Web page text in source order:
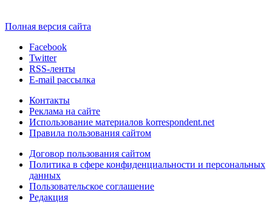
Полная версия сайта
Facebook
Twitter
RSS-ленты
E-mail рассылка
Контакты
Реклама на сайте
Использование материалов korrespondent.net
Правила пользования сайтом
Договор пользования сайтом
Политика в сфере конфиденциальности и персональных
данных
Пользовательское соглашение
Редакция